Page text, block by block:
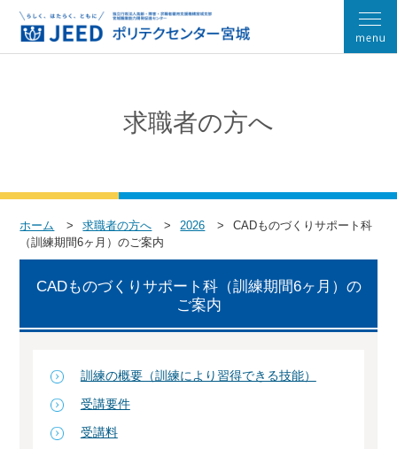
求職者の方へ
ホーム 求職者の方へ 2026
CADものづくりサポート科
（訓練期間6ヶ月）のご案内
CADものづくりサポート科（訓練期間6ヶ月）の
ご案内
訓練の概要（訓練により習得できる技能）
受講要件
受講料